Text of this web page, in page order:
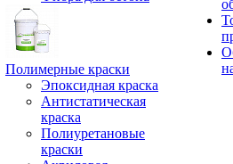
Полимерные краски
Эпоксидная краска
Антистатическая
краска
Полиуретановые
краски